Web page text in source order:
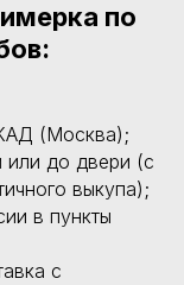
по
(Москва);
или до двери (с
выкупа);
в пункты
с